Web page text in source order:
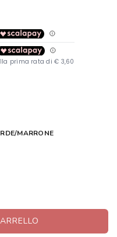
MARRONE